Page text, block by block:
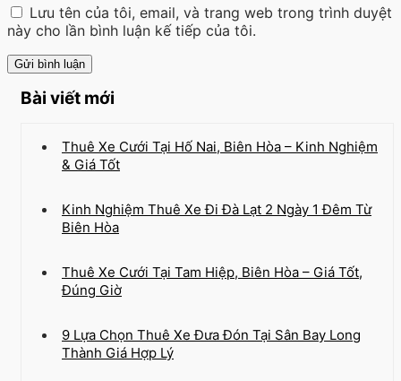
Lưu tên của tôi, email, và trang web trong trình duyệt
này cho lần bình luận kế tiếp của tôi.
Bài viết mới
Thuê Xe Cưới Tại Hố Nai, Biên Hòa – Kinh Nghiệm
& Giá Tốt
Kinh Nghiệm Thuê Xe Đi Đà Lạt 2 Ngày 1 Đêm Từ
Biên Hòa
Thuê Xe Cưới Tại Tam Hiệp, Biên Hòa – Giá Tốt,
Đúng Giờ
9 Lựa Chọn Thuê Xe Đưa Đón Tại Sân Bay Long
Thành Giá Hợp Lý